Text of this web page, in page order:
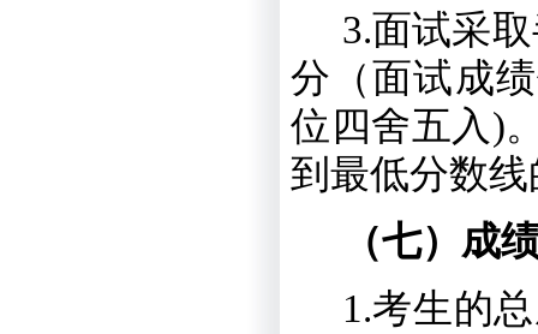
3.面试采
分（面试成
位四舍五入 )
到最低分数
（七）成
1.考生的